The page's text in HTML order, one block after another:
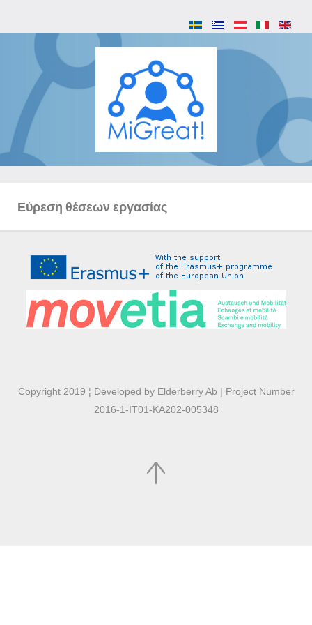
Εύρεση θέσεων εργασίας
Copyright 2019 ¦ Developed by Elderberry Ab | Project Number
2016-1-IT01-KA202-005348